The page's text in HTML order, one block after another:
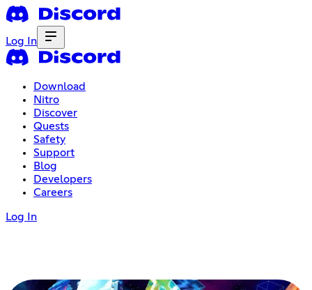
Log In
Download
Nitro
Discover
Quests
Safety
Support
Blog
Developers
Careers
Log In